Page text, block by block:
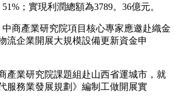
；實現利潤總額為3789。36億元。
產業研究院項目核心專家應邀赴織金
流企業開展大規模設備更新資金申
業研究院課題組赴山西省運城市，就
服務業發展規劃》編制工做開展實